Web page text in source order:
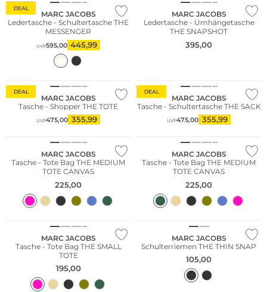
DEAL
MARC JACOBS
Ledertasche - Schultertasche THE
MESSENGER
UVP595,00 445,99
MARC JACOBS
Ledertasche - Umhängetasche
THE SNAPSHOT
395,00
DEAL
MARC JACOBS
Tasche - Shopper THE TOTE
UVP475,00 355,99
DEAL
MARC JACOBS
Tasche - Schultertasche THE SACK
UVP475,00 355,99
MARC JACOBS
Tasche - Tote Bag THE MEDIUM
TOTE CANVAS
225,00
MARC JACOBS
Tasche - Tote Bag THE MEDIUM
TOTE CANVAS
225,00
MARC JACOBS
Tasche - Tote Bag THE SMALL
TOTE
195,00
MARC JACOBS
Schulterriemen THE THIN SNAP
105,00